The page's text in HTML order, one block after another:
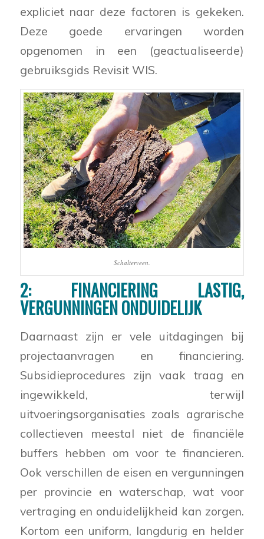
expliciet naar deze factoren is gekeken.
Deze goede ervaringen worden
opgenomen in een (geactualiseerde)
gebruiksgids Revisit WIS.
Schalterveen.
2: FINANCIERING LASTIG,
VERGUNNINGEN ONDUIDELIJK
Daarnaast zijn er vele uitdagingen bij
projectaanvragen en financiering.
Subsidieprocedures zijn vaak traag en
ingewikkeld, terwijl
uitvoeringsorganisaties zoals agrarische
collectieven meestal niet de financiële
buffers hebben om voor te financieren.
Ook verschillen de eisen en vergunningen
per provincie en waterschap, wat voor
vertraging en onduidelijkheid kan zorgen.
Kortom een uniform, langdurig en helder